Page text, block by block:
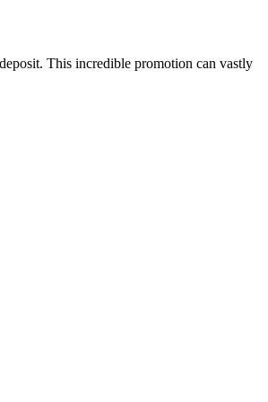
This incredible promotion can vastly